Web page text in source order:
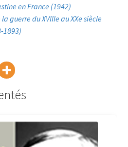
en France (1942)
guerre du XVIIIe au XXe siècle
1893)